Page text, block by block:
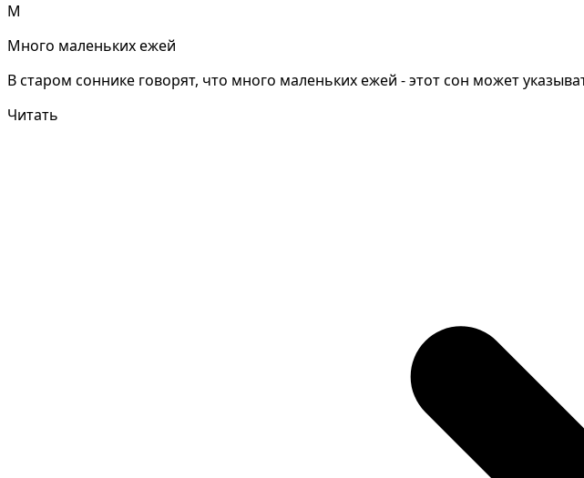
М
Много маленьких ежей
В старом соннике говорят, что много маленьких ежей - этот сон может
Читать